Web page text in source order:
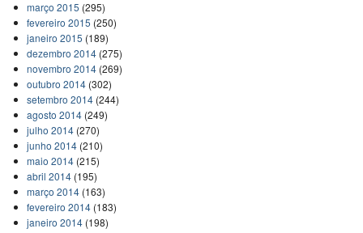
março 2015 (295)
fevereiro 2015 (250)
janeiro 2015 (189)
dezembro 2014(275)
novembro 2014(269)
outubro 2014(302)
setembro 2014(244)
agosto 2014(249)
julho 2014(270)
junho 2014(210)
maio 2014(215)
abril 2014(195)
março 2014(163)
fevereiro 2014(183)
janeiro 2014(198)